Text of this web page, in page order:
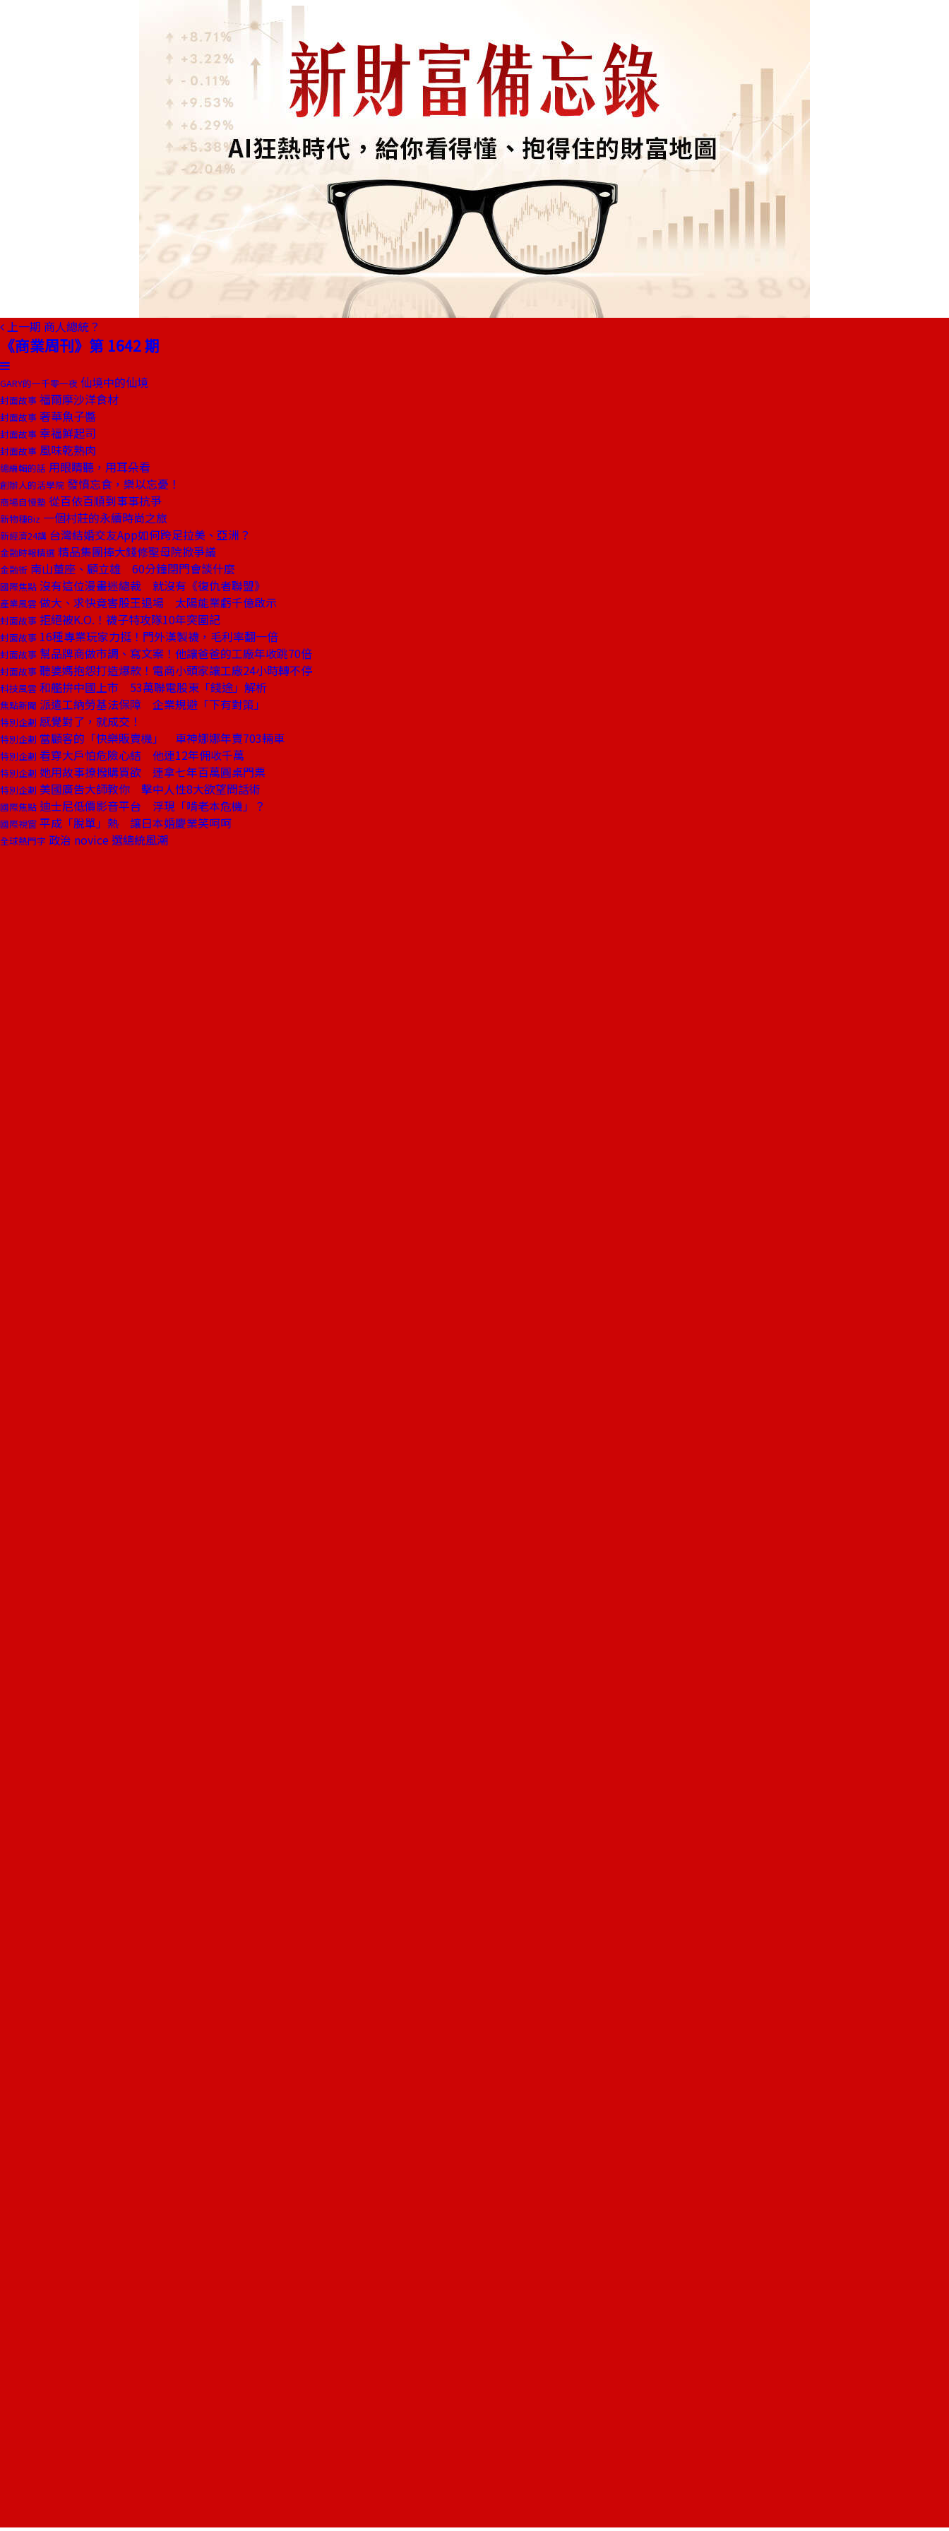
上一期 商人總統？
《商業周刊》第 1642 期
GARY的一千零一夜 仙境中的仙境
封面故事 福爾摩沙洋食材
封面故事 奢華魚子醬
封面故事 幸福鮮起司
封面故事 風味乾熟肉
總編輯的話 用眼睛聽，用耳朵看
創辦人的活學院 發憤忘食，樂以忘憂！
商場自慢塾 從百依百順到事事抗爭
新物種Biz 一個村莊的永續時尚之旅
新經濟24講 台灣結婚交友App如何跨足拉美、亞洲？
金融時報精選 精品集團捧大錢修聖母院掀爭議
金融街 南山董座、顧立雄 60分鐘閉門會談什麼
國際焦點 沒有這位漫畫迷總裁 就沒有《復仇者聯盟》
產業風雲 做大、求快竟害股王退場 太陽能業虧千億啟示
封面故事 拒絕被K.O.！襪子特攻隊10年突圍記
封面故事 16種專業玩家力挺！門外漢製襪，毛利率翻一倍
封面故事 幫品牌商做市調、寫文案！他讓爸爸的工廠年收跳70倍
封面故事 聽婆媽抱怨打造爆款！電商小頭家讓工廠24小時轉不停
科技風雲 和艦拚中國上市 53萬聯電股東「錢途」解析
焦點新聞 派遣工納勞基法保障 企業規避「下有對策」
特別企劃 感覺對了，就成交！
特別企劃 當顧客的「快樂販賣機」 車神娜娜年賣703輛車
特別企劃 看穿大戶怕危險心結 他連12年佣收千萬
特別企劃 她用故事撩撥購買欲 連拿七年百萬圓桌門票
特別企劃 美國廣告大師教你 擊中人性8大欲望問話術
國際焦點 迪士尼低價影音平台 浮現「啃老本危機」？
國際視窗 平成「脫單」熱 讓日本婚慶業笑呵呵
全球熱門字 政治 novice 選總統風潮